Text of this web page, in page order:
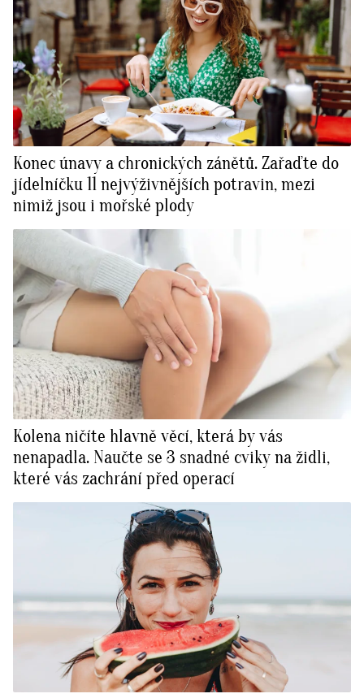
Konec únavy a chronických zánětů. Zařaďte do
jídelníčku 11 nejvýživnějších potravin, mezi
nimiž jsou i mořské plody
Kolena ničíte hlavně věcí, která by vás
nenapadla. Naučte se 3 snadné cviky na židli,
které vás zachrání před operací